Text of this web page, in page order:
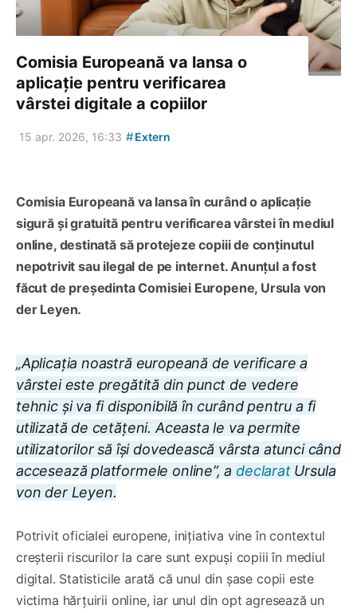
Comisia Europeană va lansa o
aplicație pentru verificarea
vârstei digitale a copiilor
15 apr. 2026, 16:33 #Extern
Comisia Europeană va lansa în curând o aplicație
sigură și gratuită pentru verificarea vârstei în mediul
online, destinată să protejeze copiii de conținutul
nepotrivit sau ilegal de pe internet. Anunțul a fost
făcut de președinta Comisiei Europene, Ursula von
der Leyen.
„Aplicația noastră europeană de verificare a
vârstei este pregătită din punct de vedere
tehnic și va fi disponibilă în curând pentru a fi
utilizată de cetățeni. Aceasta le va permite
utilizatorilor să își dovedească vârsta atunci când
accesează platformele online”, adeclaratUrsula
von der Leyen.
Potrivit oficialei europene, inițiativa vine în contextul
creșterii riscurilor la care sunt expuși copiii în mediul
digital. Statisticile arată că unul din șase copii este
victima hărțuirii online, iar unul din opt agresează un